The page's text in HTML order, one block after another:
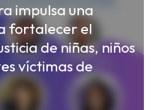
impulsa una
fortalecer el
de niñas, niños
víctimas de